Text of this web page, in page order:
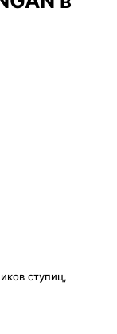
ступиц,